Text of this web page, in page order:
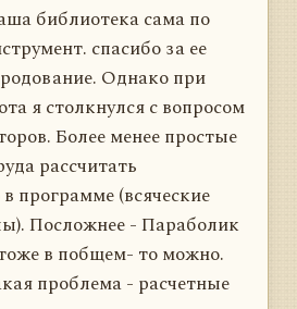
библиотека сама по
спасибо за ее
Однако при
я столкнулся с вопросом
Более менее простые
рассчитать
программе (всяческие
Посложнее - Параболик
в побщем- то можно.
проблема - расчетные